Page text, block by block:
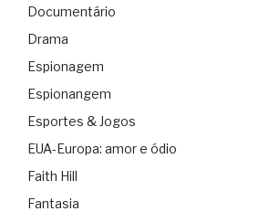
Documentário
Drama
Espionagem
Espionangem
Esportes & Jogos
EUA-Europa: amor e ódio
Faith Hill
Fantasia